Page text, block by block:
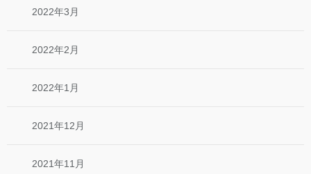
2022年3月
2022年2月
2022年1月
2021年12月
2021年11月